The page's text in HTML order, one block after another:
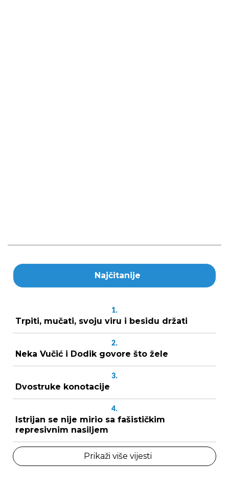
Najčitanije
1.
Trpiti, mučati, svoju viru i besidu držati
2.
Neka Vučić i Dodik govore što žele
3.
Dvostruke konotacije
4.
Istrijan se nije mirio sa fašističkim
represivnim nasiljem
Prikaži više vijesti